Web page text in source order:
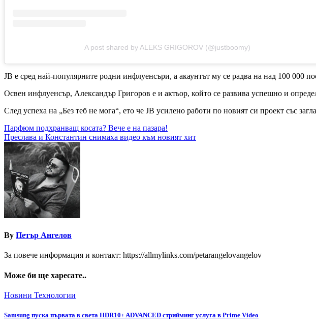
A post shared by ALEKS GRIGOROV (@justboomy)
JB е сред най-популярните родни инфлуенсъри, а акаунтът му се радва на над 100 000
Освен инфлуенсър, Александър Григоров е и актьор, който се развива успешно и
След успеха на „Без теб не мога“, ето че JB усилено работи по новият си проект със
Навигация
Парфюм подхранващ косата? Вече е на пазара!
Преслава и Константин снимаха видео към новият хит
By Петър Ангелов
За повече информация и контакт: https://allmylinks.com/petarangelovangelov
Може би ще харесате..
Новини Технологии
Samsung пуска първата в света HDR10+ ADVANCED стрийминг услуга в Prime Video